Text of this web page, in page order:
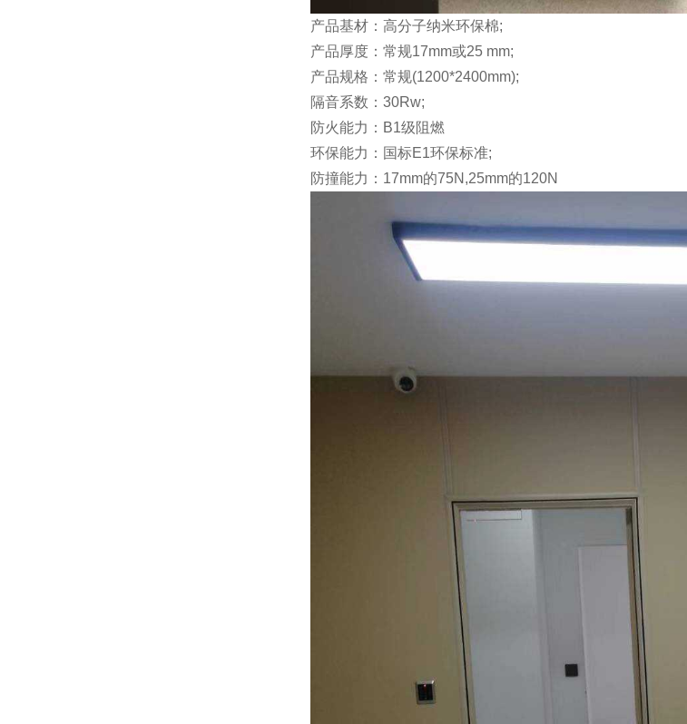
产品基材：高分子纳米环保棉;
产品厚度：常规17mm或25 mm;
产品规格：常规(1200*2400mm);
隔音系数：30Rw;
防火能力：B1级阻燃
环保能力：国标E1环保标准;
防撞能力：17mm的75N,25mm的120N